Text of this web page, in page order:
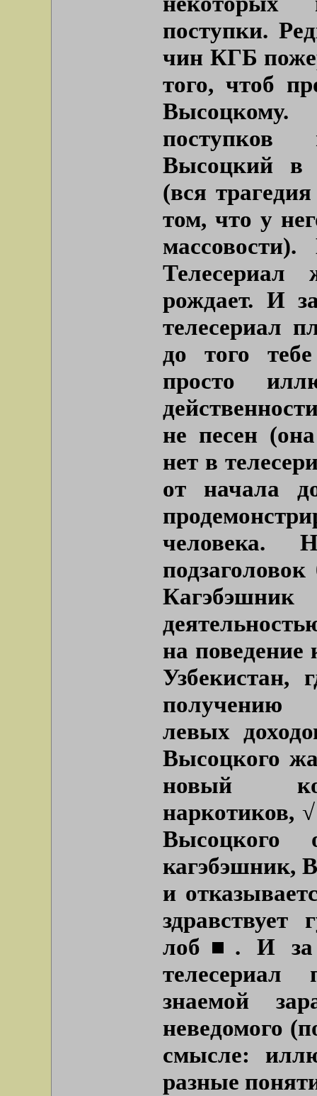
поступки.
чин КГБ
того, чтоб
Высоцкий в
(вся
том, что у
рождает. И
телесериал
до того
просто
не песен
нет в
от начала
человека.
на
Узбекистан,
получению
левых
Высоцкого
новый
наркотиков,
кагэбэшник,
и
лоб■. И за
знаемой
неведомого
смысле:
разные